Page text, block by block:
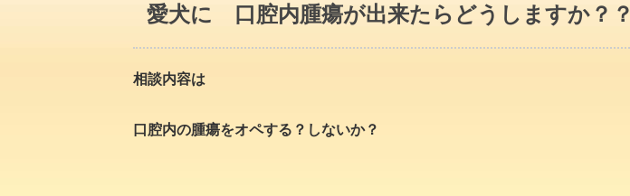
愛犬に 口腔内腫瘍が出来たらどうしますか？？
相談内容は
口腔内の腫瘍をオペする？しないか？